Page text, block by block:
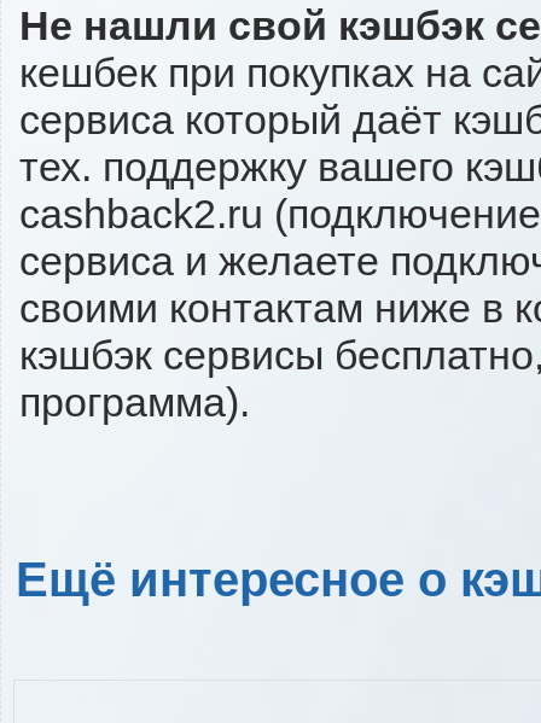
Не нашли свой кэшбэк
кешбек при покупках на
сервиса который даёт
тех. поддержку вашего
cashback2.ru
сервиса и желаете
своими контактам ниже в
кэшбэк сервисы
программа).
Ещё интересное о